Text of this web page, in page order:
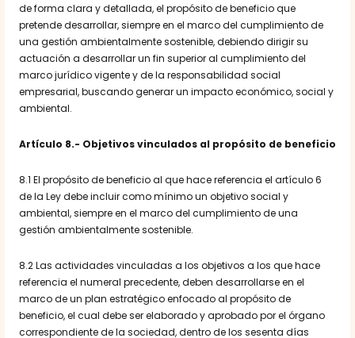
de forma clara y detallada, el propósito de beneficio que
pretende desarrollar, siempre en el marco del cumplimiento de
una gestión ambientalmente sostenible, debiendo dirigir su
actuación a desarrollar un fin superior al cumplimiento del
marco jurídico vigente y de la responsabilidad social
empresarial, buscando generar un impacto económico, social y
ambiental.
Artículo 8.- Objetivos vinculados al propósito de beneficio
8.1 El propósito de beneficio al que hace referencia el artículo 6
de la Ley debe incluir como mínimo un objetivo social y
ambiental, siempre en el marco del cumplimiento de una
gestión ambientalmente sostenible.
8.2 Las actividades vinculadas a los objetivos a los que hace
referencia el numeral precedente, deben desarrollarse en el
marco de un plan estratégico enfocado al propósito de
beneficio, el cual debe ser elaborado y aprobado por el órgano
correspondiente de la sociedad, dentro de los sesenta días